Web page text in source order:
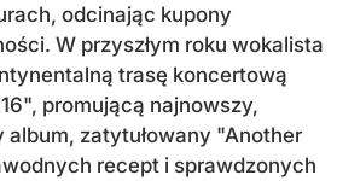
odcinając kupony
W przyszłym roku wokalista
trasę koncertową
promującą najnowszy,
zatytułowany "Another
recept i sprawdzonych